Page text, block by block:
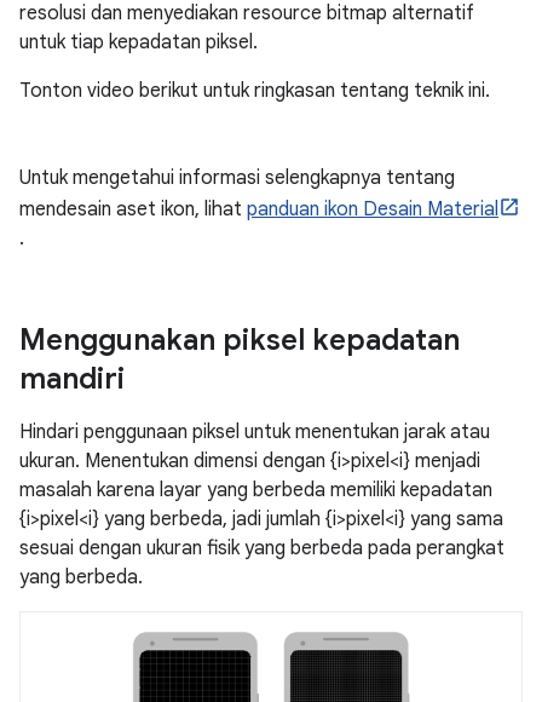
resolusi dan menyediakan resource bitmap alternatif
untuk tiap kepadatan piksel.
Tonton video berikut untuk ringkasan tentang teknik ini.
Untuk mengetahui informasi selengkapnya tentang
mendesain aset ikon, lihat panduan ikon Desain Material
.
Menggunakan piksel kepadatan
mandiri
Hindari penggunaan piksel untuk menentukan jarak atau
ukuran. Menentukan dimensi dengan {i>pixel<i} menjadi
masalah karena layar yang berbeda memiliki kepadatan
{i>pixel<i} yang berbeda, jadi jumlah {i>pixel<i} yang sama
sesuai dengan ukuran fisik yang berbeda pada perangkat
yang berbeda.